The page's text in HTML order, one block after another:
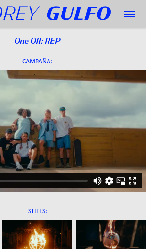
One Off: REP
CAMPAÑA:
STILLS: